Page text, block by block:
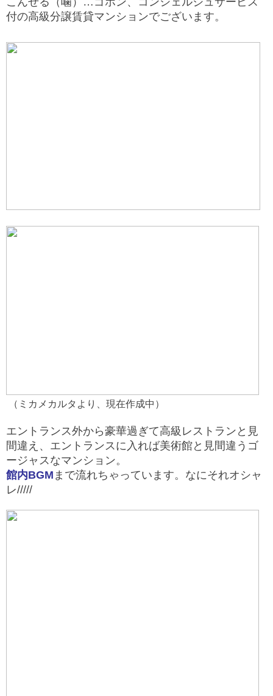
付の高級分譲賃貸マンションでございます。
（ミカメカルタより、現在作成中）
エントランス外から豪華過ぎて高級レストランと見
間違え、エントランスに入れば美術館と見間違うゴ
ージャスなマンション。
館内BGM まで流れちゃっています。なにそれオシャ
レ/////